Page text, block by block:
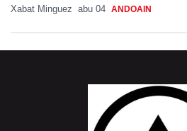
Xabat Minguez abu 04 ANDOAIN